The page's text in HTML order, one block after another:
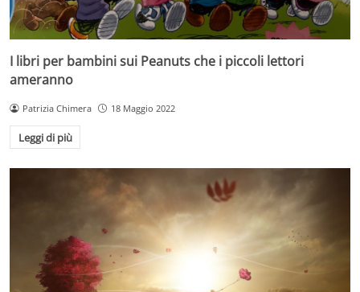
I libri per bambini sui Peanuts che i piccoli lettori
ameranno
Patrizia Chimera 18 Maggio 2022
Leggi di più